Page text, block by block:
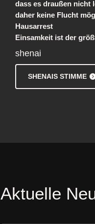
dass es draußen nicht
daher keine Flucht
Hausarrest
Einsamkeit ist der
shenai
SHENAIS STIMME
Aktuelle